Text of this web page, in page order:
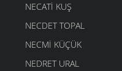
NECATI KUŞ
NECDET TOPAL
NECMI KÜÇÜK
NEDRET URAL